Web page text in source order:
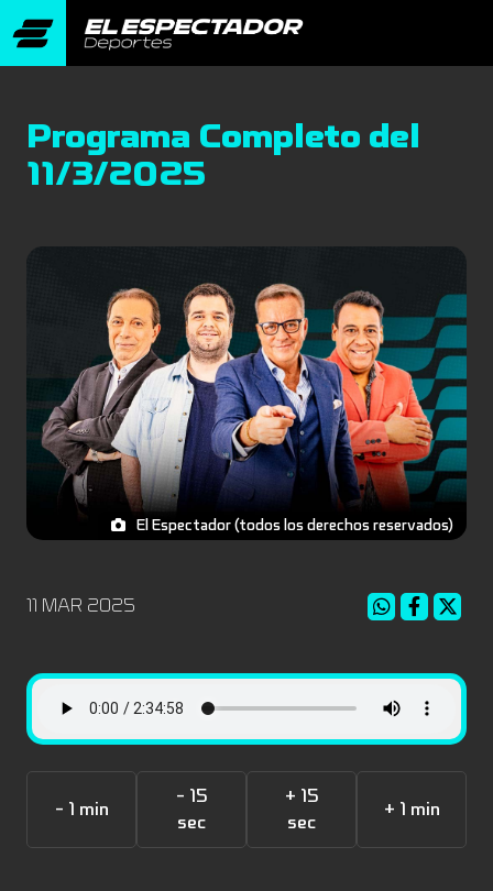
Programa Completo del
11/3/2025
El Espectador (todos los derechos reservados)
11 MAR 2025
- 1 min
- 15
sec
+ 15
sec
+ 1 min